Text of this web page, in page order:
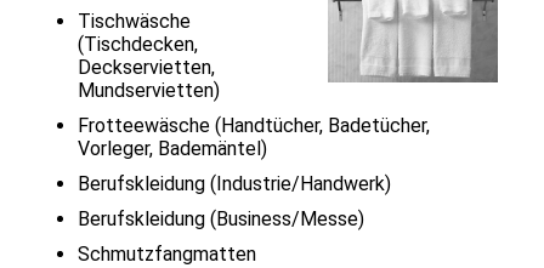
Tischwäsche
(Tischdecken,
Deckservietten,
Mundservietten)
Frotteewäsche (Handtücher, Badetücher,
Vorleger, Bademäntel)
Berufskleidung (Industrie/Handwerk)
Berufskleidung (Business/Messe)
Schmutzfangmatten